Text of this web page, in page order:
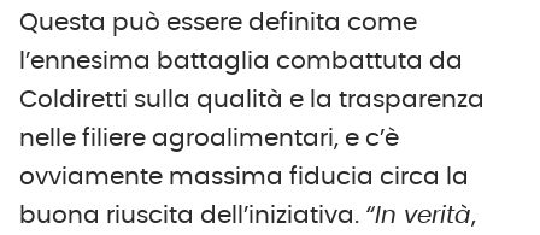
Questa può essere definita come
l’ennesima battaglia combattuta da
Coldiretti sulla qualità e la trasparenza
nelle filiere agroalimentari, e c’è
ovviamente massima fiducia circa la
buona riuscita dell’iniziativa. “In verità,